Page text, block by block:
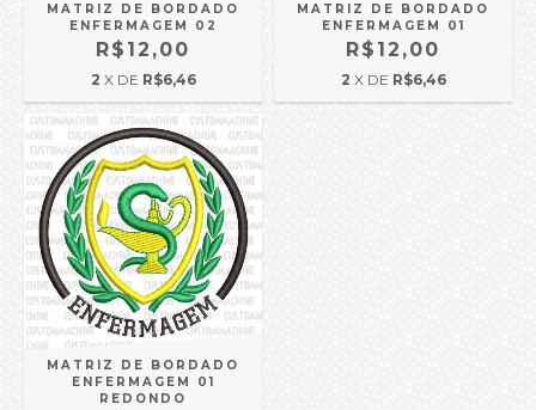
MATRIZ DE BORDADO
ENFERMAGEM 02
R$12,00
2 X DE R$6,46
MATRIZ DE BORDADO
ENFERMAGEM 01
R$12,00
2 X DE R$6,46
MATRIZ DE BORDADO
ENFERMAGEM 01
REDONDO